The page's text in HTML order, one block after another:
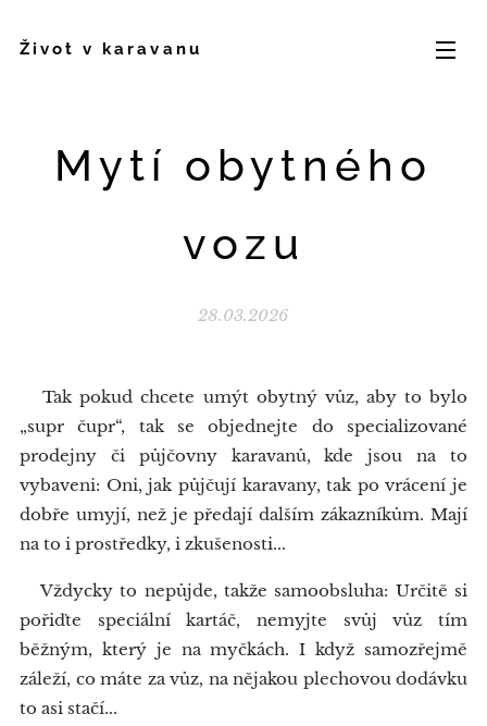
Život v karavanu
Mytí obytného
vozu
28.03.2026
Tak pokud chcete umýt obytný vůz, aby to bylo
„supr čupr“, tak se objednejte do specializované
prodejny či půjčovny karavanů, kde jsou na to
vybaveni: Oni, jak půjčují karavany, tak po vrácení je
dobře umyjí, než je předají dalším zákazníkům. Mají
na to i prostředky, i zkušenosti...
Vždycky to nepůjde, takže samoobsluha: Určitě si
pořiďte speciální kartáč, nemyjte svůj vůz tím
běžným, který je na myčkách. I když samozřejmě
záleží, co máte za vůz, na nějakou plechovou dodávku
to asi stačí...